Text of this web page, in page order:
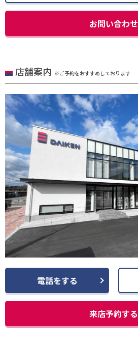
お問い合わせ
店舗案内 ※ご予約をおすすめしております
電話をする
来店予約する